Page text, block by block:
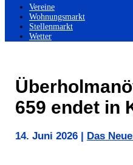
Vereine
Wohnungsmarkt
Stellenmarkt
Wetter
659 endet in
14. Juni 2026 Das